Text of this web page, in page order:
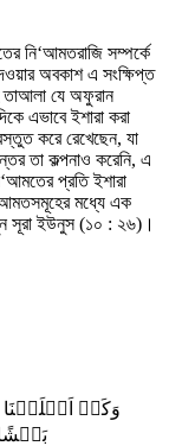
নি‘আমতরাজি সম্পর্কে
অবকাশ এ সংক্ষিপ্ত
তাআলা যে অফুরান
এভাবে ইশারা করা
করে রেখেছেন, যা
তা কল্পনাও করেনি, এ
প্রতি ইশারা
মধ্যে এক
সূরা ইউনুস (১০ : ২৬)।
وَکَمۡ